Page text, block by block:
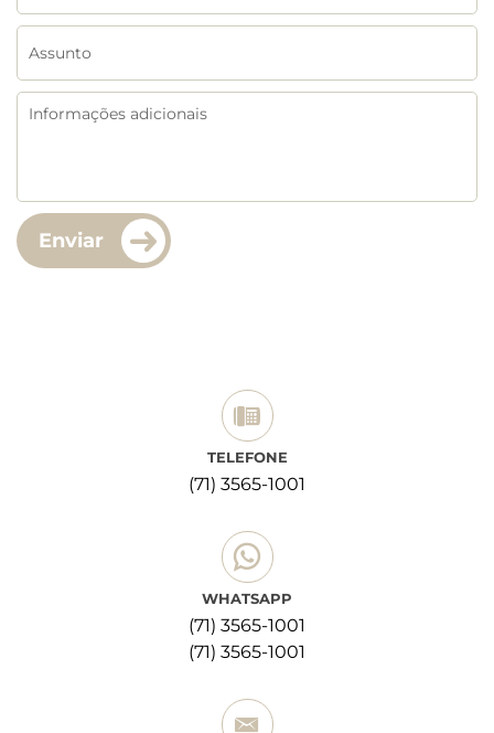
TELEFONE
(71) 3565-1001
WHATSAPP
(71) 3565-1001
(71) 3565-1001